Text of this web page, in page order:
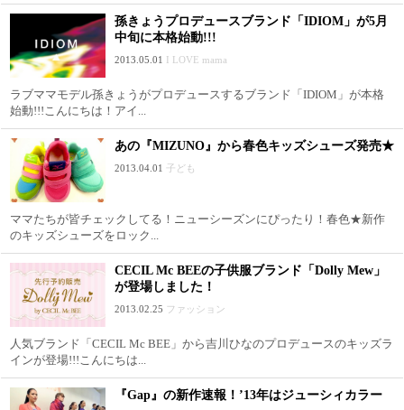
孫きょうプロデュースブランド「IDIOM」が5月
中旬に本格始動!!!
2013.05.01 I LOVE mama
ラブママモデル孫きょうがプロデュースするブランド「IDIOM」が本格
始動!!!こんにちは！アイ...
あの『MIZUNO』から春色キッズシューズ発売★
2013.04.01 子ども
ママたちが皆チェックしてる！ニューシーズンにぴったり！春色★新作
のキッズシューズをロック...
CECIL Mc BEEの子供服ブランド「Dolly Mew」
が登場しました！
2013.02.25 ファッション
人気ブランド「CECIL Mc BEE」から吉川ひなのプロデュースのキッズラ
インが登場!!!こんにちは...
『Gap』の新作速報！’13年はジューシィカラー